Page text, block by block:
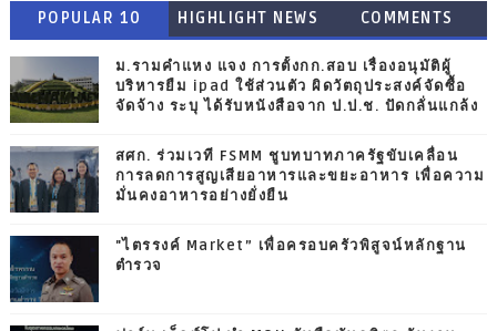
POPULAR 10 HIGHLIGHT NEWS COMMENTS
ม.รามคำแหง แจง การตั้งกก.สอบ เรื่องอนุมัติผู้
บริหารยืม ipad ใช้ส่วนตัว ผิดวัตถุประสงค์จัดซื้อ
จัดจ้าง ระบุ ได้รับหนังสือจาก ป.ป.ช. ปัดกลั่นแกล้ง
สศก. ร่วมเวที FSMM ชูบทบาทภาครัฐขับเคลื่อน
การลดการสูญเสียอาหารและขยะอาหาร เพื่อความ
มั่นคงอาหารอย่างยั่งยืน
"ไตรรงค์ Market” เพื่อครอบครัวพิสูจน์หลักฐาน
ตำรวจ